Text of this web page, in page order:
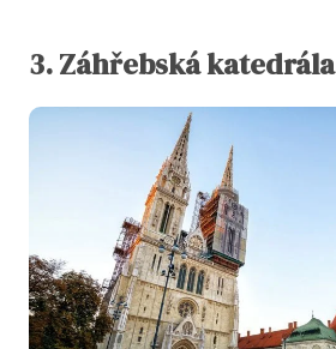
3. Záhřebská katedrála